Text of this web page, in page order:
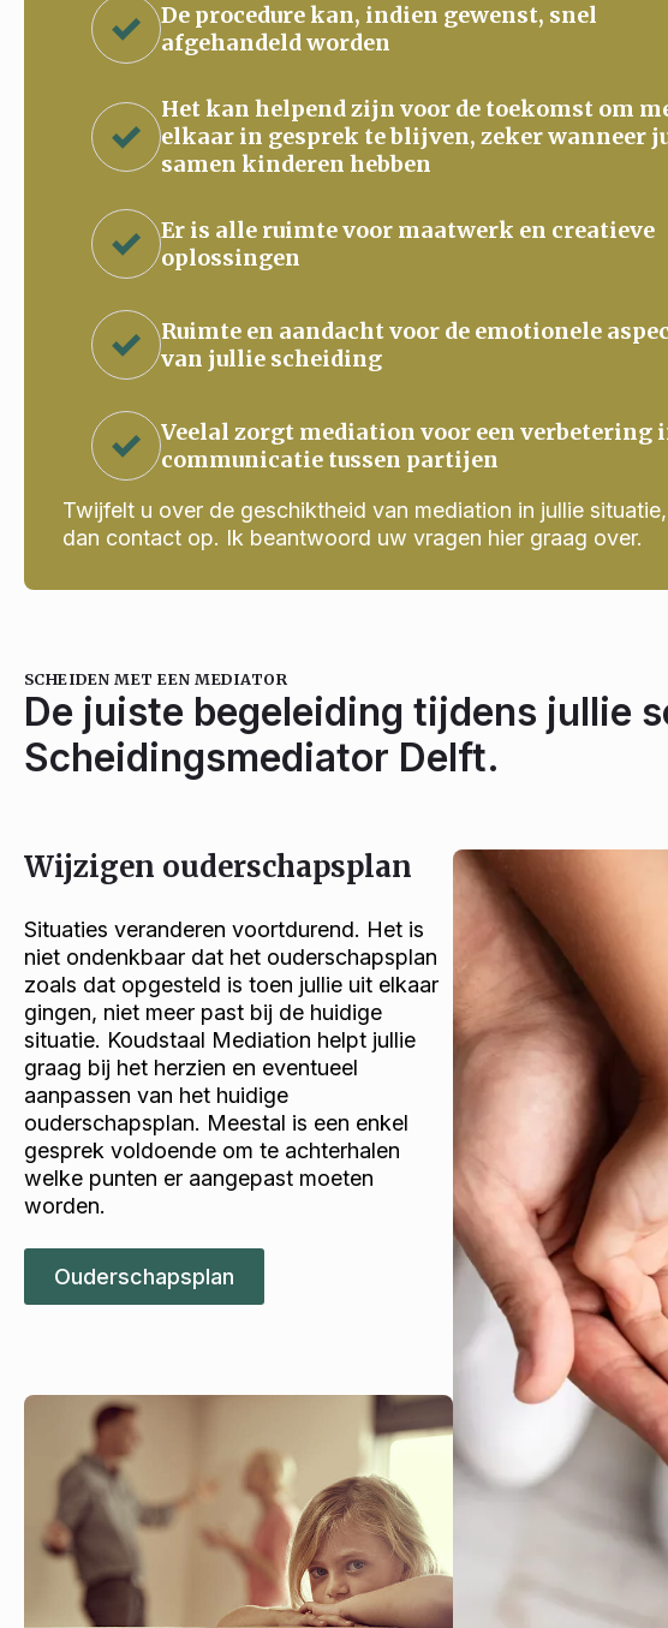
De procedure kan, indien gewenst, snel
afgehandeld worden
Het kan helpend zijn voor de toekomst om
elkaar in gesprek te blijven, zeker wanneer
samen kinderen hebben
Er is alle ruimte voor maatwerk en creatieve
oplossingen
Ruimte en aandacht voor de emotionele
van jullie scheiding
Veelal zorgt mediation voor een verbetering
communicatie tussen partijen
Twijfelt u over de geschiktheid van mediation in jullie
dan contact op. Ik beantwoord uw vragen hier graag over.
SCHEIDEN MET EEN MEDIATOR
De juiste begeleiding tijdens jullie
Scheidingsmediator Delft.
Wijzigen ouderschapsplan
Situaties veranderen voortdurend. Het is
niet ondenkbaar dat het ouderschapsplan
zoals dat opgesteld is toen jullie uit elkaar
gingen, niet meer past bij de huidige
situatie. Koudstaal Mediation helpt jullie
graag bij het herzien en eventueel
aanpassen van het huidige
ouderschapsplan. Meestal is een enkel
gesprek voldoende om te achterhalen
welke punten er aangepast moeten
worden.
Ouderschapsplan